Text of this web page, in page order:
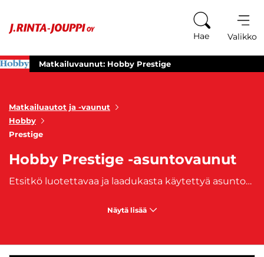
Hae Valikko
Matkailuvaunut: Hobby Prestige
Matkailuautot ja -vaunut
Hobby
Prestige
Hobby Prestige -asuntovaunut
Etsitkö luotettavaa ja laadukasta käytettyä asuntovaunua? J. Rinta-Joupilta löydät laajan valikoiman käytettyjä Hobby Prestige asuntovaunuja, jotka tarjoavat mukavuutta ja laatua edulliseen hintaan. Näissä asuntovaunuissa yhdistyvät tyylikkyys, käytännöllisyys ja kestävyys, tehden niistä täydellisen valinnan sekä lyhyille että pitkille matkoille. Hobby Prestige matkailuvaunut tunnetaan erinomaisesta suunnittelustaan ja korkeasta laatutasostaan. Meillä on tarjolla useita eri malleja ja varustetasoja, jotta löydät juuri sinun tarpeisiisi sopivan vaunun. Kaikki vaunumme on huollettu ja tarkastettu, joten voit luottaa niiden turvallisuuteen ja toimivuuteen. Olitpa sitten aloitteleva matkailija tai kokenut karavaanari, meillä on juuri sinulle sopiva vaihtoehto. Asiantunteva henkilökuntamme auttaa sinua löytämään unelmiesi asuntovaunun ja tarjoaa tarvittavaa tukea ostoprosessin kaikissa vaiheissa. Tule tutustumaan valikoimaamme ja tee unelmistasi totta – J. Rinta-Joupilla olemme apunasi jokaisella matkallasi. Matkailuajoneuvoihimme on saatavilla myös edullinen
Näytä lisää